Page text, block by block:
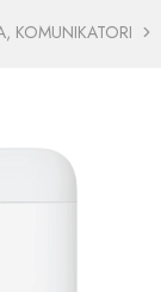
KOMUNIKATORI